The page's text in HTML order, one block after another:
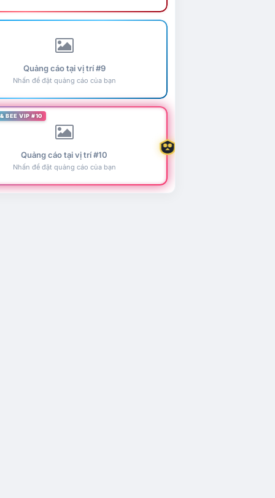
Quảng cáo tại vị trí #9
Nhấn để đặt quảng cáo của bạn
BEE VIP #10
Quảng cáo tại vị trí #10
Nhấn để đặt quảng cáo của bạn